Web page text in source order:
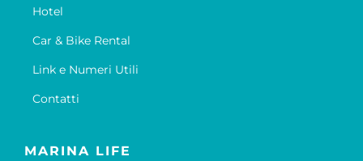
Hotel
Car & Bike Rental
Link e Numeri Utili
Contatti
MARINA LIFE